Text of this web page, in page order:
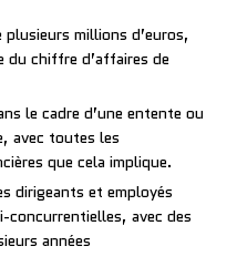
millions d’euros,
chiffre d’affaires de
le cadre d’une entente ou
avec toutes les
que cela implique.
dirigeants et employés
concurrentielles, avec des
années